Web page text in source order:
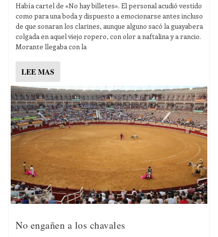
Había cartel de «No hay billetes». El personal acudió vestido
como para una boda y dispuesto a emocionarse antes incluso
de que sonaran los clarines, aunque alguno sacó la guayabera
colgada en aquel viejo ropero, con olor a naftalina y a rancio.
Morante llegaba con la
LEE MAS
No engañen a los chavales